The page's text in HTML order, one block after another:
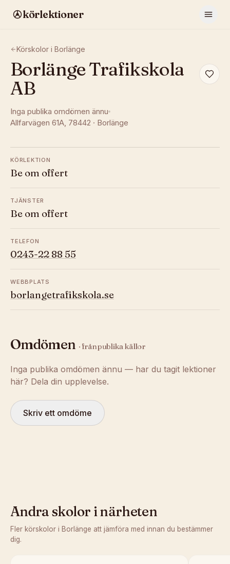
körlektioner
Körskolor i Borlänge
Borlänge Trafikskola
AB
Inga publika omdömen ännu
Allfarvägen 61A, 78442 · Borlänge
KÖRLEKTION
Be om offert
TJÄNSTER
Be om offert
TELEFON
0243-22 88 55
WEBBPLATS
borlangetrafikskola.se
Omdömen · från publika källor
Inga publika omdömen ännu — har du tagit lektioner
här? Dela din upplevelse.
Skriv ett omdöme
Andra skolor i närheten
Fler körskolor i Borlänge att jämföra med innan du bestämmer
dig.